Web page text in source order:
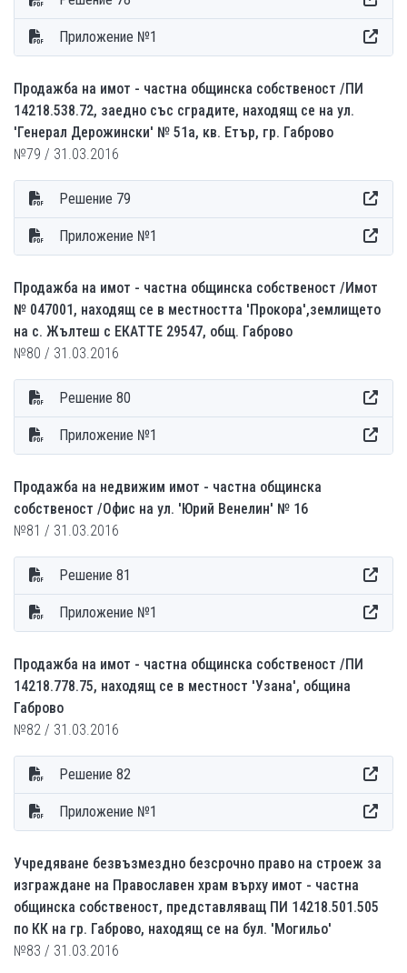
Приложение №1
Продажба на имот - частна общинска собственост /ПИ
14218.538.72, заедно със сградите, находящ се на ул.
'Генерал Дерожински' № 51а, кв. Етър, гр. Габрово
№79 / 31.03.2016
Решение 79
Приложение №1
Продажба на имот - частна общинска собственост /Имот
№ 047001, находящ се в местността 'Прокора',землището
на с. Жълтеш с ЕКАТТЕ 29547, общ. Габрово
№80 / 31.03.2016
Решение 80
Приложение №1
Продажба на недвижим имот - частна общинска
собственост /Офис на ул. 'Юрий Венелин' № 16
№81 / 31.03.2016
Решение 81
Приложение №1
Продажба на имот - частна общинска собственост /ПИ
14218.778.75, находящ се в местност 'Узана', община
Габрово
№82 / 31.03.2016
Решение 82
Приложение №1
Учредяване безвъзмездно безсрочно право на строеж за
изграждане на Православен храм върху имот - частна
общинска собственост, представляващ ПИ 14218.501.505
по КК на гр. Габрово, находящ се на бул. 'Могильо'
№83 / 31.03.2016